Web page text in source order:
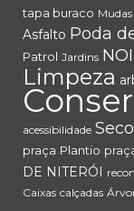
tapa buraco Mudas
Asfalto Poda
Patrol Jardins NOI
Limpeza
acessibilidade
praça Plantio
DE NITERÓI
Caixas calçadas